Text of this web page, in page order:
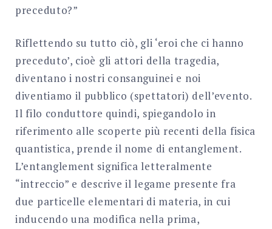
preceduto?”
Riflettendo su tutto ciò, gli ‘eroi che ci hanno
preceduto’, cioè gli attori della tragedia,
diventano i nostri consanguinei e noi
diventiamo il pubblico (spettatori) dell’evento.
Il filo conduttore quindi, spiegandolo in
riferimento alle scoperte più recenti della fisica
quantistica, prende il nome di entanglement.
L’entanglement significa letteralmente
“intreccio” e descrive il legame presente fra
due particelle elementari di materia, in cui
inducendo una modifica nella prima,